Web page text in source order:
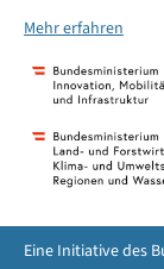
Mehr erfahren
Eine Initiative des